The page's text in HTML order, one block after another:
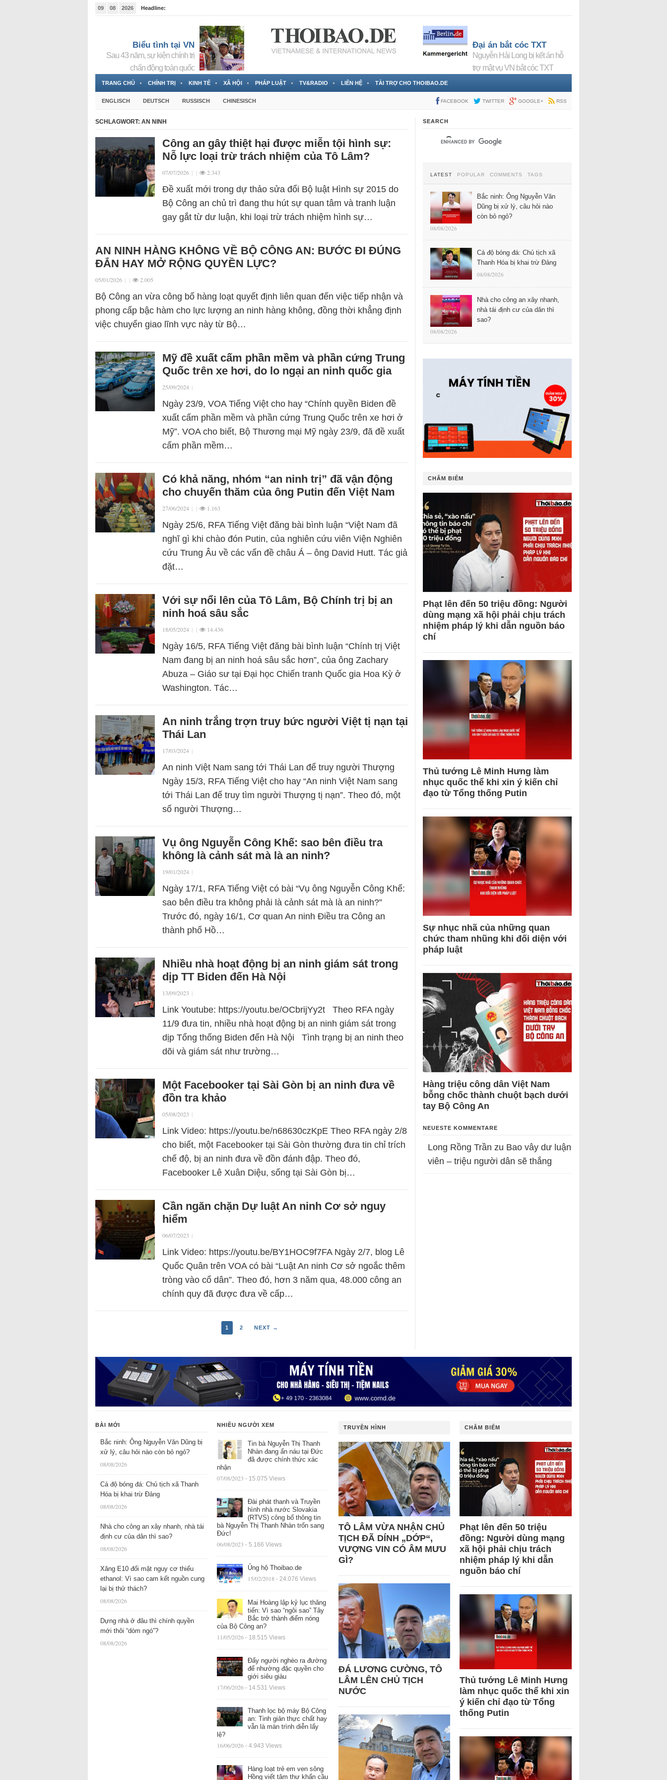
09 08 2026
Headline:
Biểu tình tại VN
Sau 43 năm, sự kiện chính trị
chấn động toàn quốc
Đại án bắt cóc TXT
Nguyễn Hải Long bị kết án hỗ
trợ mật vụ VN bắt cóc TXT
TRANG CHỦ CHÍNH TRỊ KINH TẾ XÃ HỘI PHÁP LUẬT TV&RADIO LIÊN HỆ TÀI TRỢ CHO THOIBAO.DE
ENGLISCH DEUTSCH RUSSISCH CHINESISCH FACEBOOK TWITTER GOOGLE+ RSS
SCHLAGWORT: AN NINH
Công an gây thiệt hại được miễn tội hình sự:
Nỗ lực loại trừ trách nhiệm của Tô Lâm?
07/07/2026 | | 2.343
Đề xuất mới trong dự thảo sửa đổi Bộ luật Hình sự 2015 do
Bộ Công an chủ trì đang thu hút sự quan tâm và tranh luận
gay gắt từ dư luận, khi loại trừ trách nhiệm hình sự…
AN NINH HÀNG KHÔNG VỀ BỘ CÔNG AN: BƯỚC ĐI ĐÚNG
ĐẮN HAY MỞ RỘNG QUYỀN LỰC?
05/01/2026 | | 2.005
Bộ Công an vừa công bố hàng loạt quyết định liên quan đến việc tiếp nhận và
phong cấp bậc hàm cho lực lượng an ninh hàng không, đồng thời khẳng định
việc chuyển giao lĩnh vực này từ Bộ…
Mỹ đề xuất cấm phần mềm và phần cứng Trung
Quốc trên xe hơi, do lo ngại an ninh quốc gia
25/09/2024 |
Ngày 23/9, VOA Tiếng Việt cho hay “Chính quyền Biden đề
xuất cấm phần mềm và phần cứng Trung Quốc trên xe hơi ở
Mỹ”. VOA cho biết, Bộ Thương mại Mỹ ngày 23/9, đã đề xuất
cấm phần mềm…
Có khả năng, nhóm “an ninh trị” đã vận động
cho chuyến thăm của ông Putin đến Việt Nam
27/06/2024 | | 1.163
Ngày 25/6, RFA Tiếng Việt đăng bài bình luận “Việt Nam đã
nghĩ gì khi chào đón Putin, của nghiên cứu viên Viện Nghiên
cứu Trung Âu về các vấn đề châu Á – ông David Hutt. Tác giả
đặt…
Với sự nổi lên của Tô Lâm, Bộ Chính trị bị an
ninh hoá sâu sắc
18/05/2024 | | 14.436
Ngày 16/5, RFA Tiếng Việt đăng bài bình luận “Chính trị Việt
Nam đang bị an ninh hoá sâu sắc hơn”, của ông Zachary
Abuza – Giáo sư tại Đại học Chiến tranh Quốc gia Hoa Kỳ ở
Washington. Tác…
An ninh trắng trợn truy bức người Việt tị nạn tại
Thái Lan
17/03/2024 |
An ninh Việt Nam sang tới Thái Lan để truy người Thượng
Ngày 15/3, RFA Tiếng Việt cho hay “An ninh Việt Nam sang
tới Thái Lan để truy tìm người Thượng tị nạn”. Theo đó, một
số người Thượng…
Vụ ông Nguyễn Công Khế: sao bên điều tra
không là cảnh sát mà là an ninh?
19/01/2024 |
Ngày 17/1, RFA Tiếng Việt có bài “Vụ ông Nguyễn Công Khế:
sao bên điều tra không phải là cảnh sát mà là an ninh?”
Trước đó, ngày 16/1, Cơ quan An ninh Điều tra Công an
thành phố Hồ…
Nhiều nhà hoạt động bị an ninh giám sát trong
dịp TT Biden đến Hà Nội
13/09/2023 |
Link Youtube: https://youtu.be/OCbrijYy2t Theo RFA ngày
11/9 đưa tin, nhiều nhà hoạt động bị an ninh giám sát trong
dịp Tổng thống Biden đến Hà Nội Tình trạng bị an ninh theo
dõi và giám sát như trường…
Một Facebooker tại Sài Gòn bị an ninh đưa về
đồn tra khảo
05/08/2023 |
Link Video: https://youtu.be/n68630czKpE Theo RFA ngày 2/8
cho biết, một Facebooker tại Sài Gòn thường đưa tin chỉ trích
chế độ, bị an ninh đưa về đồn đánh đập. Theo đó,
Facebooker Lê Xuân Diệu, sống tại Sài Gòn bị…
Cần ngăn chặn Dự luật An ninh Cơ sở nguy
hiểm
06/07/2023 |
Link Video: https://youtu.be/BY1HOC9f7FA Ngày 2/7, blog Lê
Quốc Quân trên VOA có bài “Luật An ninh Cơ sở ngoắc thêm
tròng vào cổ dân”. Theo đó, hơn 3 năm qua, 48.000 công an
chính quy đã được đưa về cấp…
1 2 NEXT →
SEARCH
LATEST POPULAR COMMENTS TAGS
Bắc ninh: Ông Nguyễn Văn
Dũng bị xử lý, câu hỏi nào
còn bỏ ngỏ?
08/08/2026
Cá độ bóng đá: Chủ tịch xã
Thanh Hóa bị khai trừ Đảng
08/08/2026
Nhà cho công an xây nhanh,
nhà tái định cư của dân thì
sao?
08/08/2026
CHÂM BIẾM
Phạt lên đến 50 triệu đồng: Người
dùng mạng xã hội phải chịu trách
nhiệm pháp lý khi dẫn nguồn báo
chí
Thủ tướng Lê Minh Hưng làm
nhục quốc thể khi xin ý kiến chỉ
đạo từ Tổng thống Putin
Sự nhục nhã của những quan
chức tham nhũng khi đối diện với
pháp luật
Hàng triệu công dân Việt Nam
bỗng chốc thành chuột bạch dưới
tay Bộ Công An
NEUESTE KOMMENTARE
Long Rồng Trần zu Bao vây dư luận
viên – triệu người dân sẽ thắng
BÀI MỚI
Bắc ninh: Ông Nguyễn Văn Dũng bị
xử lý, câu hỏi nào còn bỏ ngỏ?
08/08/2026
Cá độ bóng đá: Chủ tịch xã Thanh
Hóa bị khai trừ Đảng
08/08/2026
Nhà cho công an xây nhanh, nhà tái
định cư của dân thì sao?
08/08/2026
Xăng E10 đối mặt nguy cơ thiếu
ethanol: Vì sao cam kết nguồn cung
lại bị thử thách?
08/08/2026
Dựng nhà ở đâu thì chính quyền
mới thôi “dòm ngó”?
08/08/2026
NHIỀU NGƯỜI XEM
Tin bà Nguyễn Thị Thanh
Nhàn đang ẩn náu tại Đức
đã được chính thức xác
nhận
07/08/2023 - 15.075 Views
Đài phát thanh và Truyền
hình nhà nước Slovakia
(RTVS) công bố thông tin
bà Nguyễn Thị Thanh Nhàn trốn sang
Đức!
06/08/2023 - 5.166 Views
Ủng hộ Thoibao.de
15/02/2018 - 24.076 Views
Mai Hoàng lập kỷ lục thăng
tiến: Vì sao “ngôi sao” Tây
Bắc trở thành điểm nóng
của Bộ Công an?
11/05/2026 - 18.515 Views
Đẩy người nghèo ra đường
để nhường đặc quyền cho
giới siêu giàu
17/06/2026 - 14.531 Views
Thanh lọc bộ máy Bộ Công
an: Tinh giản thực chất hay
vẫn là màn trình diễn lấy
lệ?
16/06/2026 - 4.943 Views
Hàng loạt trẻ em ven sông
Hồng viết tâm thư khẩn cầu
TRUYỀN HÌNH
TÔ LÂM VỪA NHẬN CHỦ
TỊCH ĐÃ DÍNH „DỚP“,
VƯỢNG VIN CÓ ÂM MƯU
GÌ?
ĐÁ LƯƠNG CƯỜNG, TÔ
LÂM LÊN CHỦ TỊCH
NƯỚC
CHÂM BIẾM
Phạt lên đến 50 triệu
đồng: Người dùng mạng
xã hội phải chịu trách
nhiệm pháp lý khi dẫn
nguồn báo chí
Thủ tướng Lê Minh Hưng
làm nhục quốc thể khi xin
ý kiến chỉ đạo từ Tổng
thống Putin